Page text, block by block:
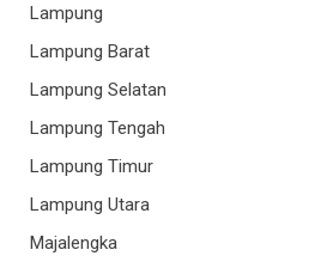
Lampung
Lampung Barat
Lampung Selatan
Lampung Tengah
Lampung Timur
Lampung Utara
Majalengka